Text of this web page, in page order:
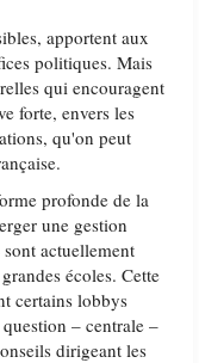
apportent aux
politiques. Mais
qui encouragent
forte, envers les
qu'on peut
profonde de la
une gestion
actuellement
écoles. Cette
certains lobbys
– centrale –
dirigeant les